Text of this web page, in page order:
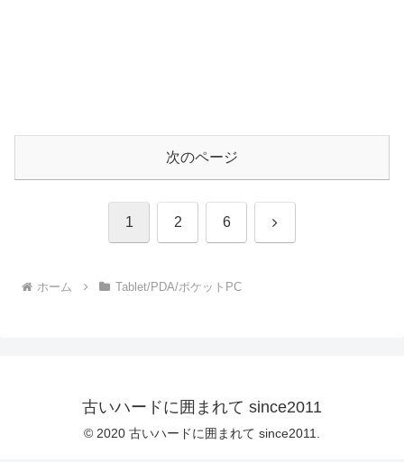
次のページ
1 2 6
ホーム Tablet/PDA/ポケットPC
古いハードに囲まれて since2011
© 2020 古いハードに囲まれて since2011.